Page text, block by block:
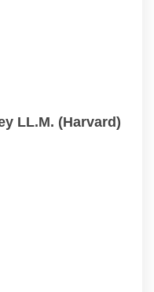
LL.M. (Harvard)